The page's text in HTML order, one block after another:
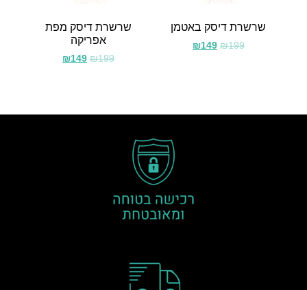
שרשרת דיסק באטמן
₪199
₪149
שרשרת דיסק מפת
אפריקה
₪199
₪149